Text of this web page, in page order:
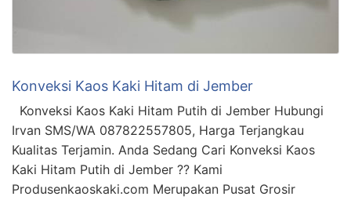
Konveksi Kaos Kaki Hitam di Jember
Konveksi Kaos Kaki Hitam Putih di Jember Hubungi
Irvan SMS/WA 087822557805, Harga Terjangkau
Kualitas Terjamin. Anda Sedang Cari Konveksi Kaos
Kaki Hitam Putih di Jember ?? Kami
Produsenkaoskaki.com Merupakan Pusat Grosir